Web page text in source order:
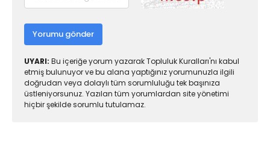
Yorumu gönder
UYARI: Bu içeriğe yorum yazarak Topluluk Kuralları'nı kabul
etmiş bulunuyor ve bu alana yaptığınız yorumunuzla ilgili
doğrudan veya dolaylı tüm sorumluluğu tek başınıza
üstleniyorsunuz. Yazılan tüm yorumlardan site yönetimi
hiçbir şekilde sorumlu tutulamaz.